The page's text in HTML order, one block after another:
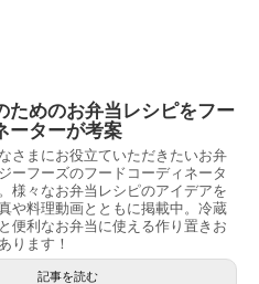
ためのお弁当レシピをフー
ーターが考案
さまにお役立ていただきたいお弁
ーフーズのフードコーディネータ
様々なお弁当レシピのアイデアを
や料理動画とともに掲載中。冷蔵
便利なお弁当に使える作り置きお
ります！
記事を読む